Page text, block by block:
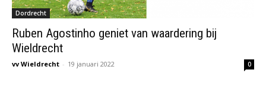
Dordrecht
Ruben Agostinho geniet van waardering bij
Wieldrecht
vv Wieldrecht - 19 januari 2022 0